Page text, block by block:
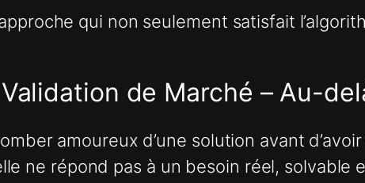
qui non seulement satisfait
de Marché – Au-
amoureux d’une solution avant
ne répond pas à un besoin réel,